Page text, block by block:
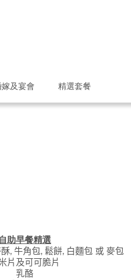
嫁及宴會 精選套餐
自 助早餐精選
, 牛角包, 鬆餅, 白麵包 或 麥包
片及可可脆片
乳酪